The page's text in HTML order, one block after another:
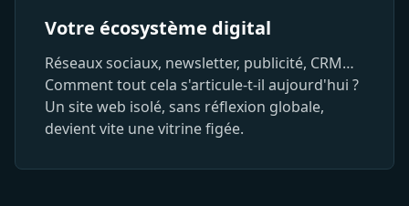
Votre écosystème digital
Réseaux sociaux, newsletter, publicité, CRM…
Comment tout cela s'articule-t-il aujourd'hui ?
Un site web isolé, sans réflexion globale,
devient vite une vitrine figée.